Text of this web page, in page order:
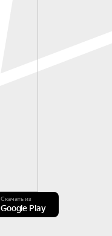
Скачать из
Google Play